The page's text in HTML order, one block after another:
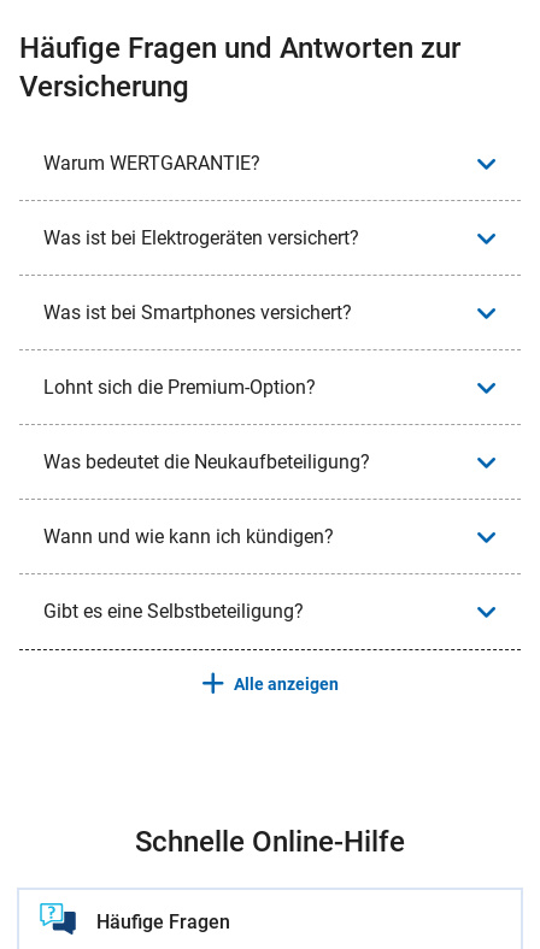
Häufige Fragen und Antworten zur
Versicherung
Warum WERTGARANTIE?
Was ist bei Elektrogeräten versichert?
Was ist bei Smartphones versichert?
Lohnt sich die Premium-Option?
Was bedeutet die Neukaufbeteiligung?
Wann und wie kann ich kündigen?
Gibt es eine Selbstbeteiligung?
Alle anzeigen
Schnelle Online-Hilfe
Häufige Fragen